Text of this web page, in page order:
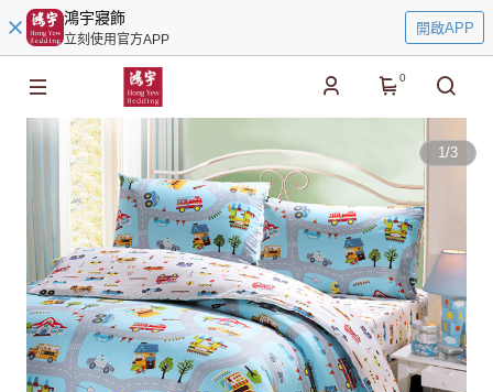
鴻宇寢飾
立刻使用官方APP
開啟APP
0
1/3